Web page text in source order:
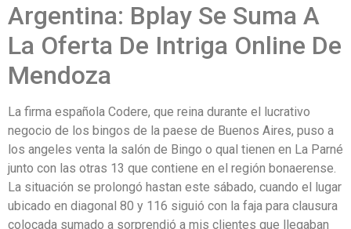
Argentina: Bplay Se Suma A
La Oferta De Intriga Online De
Mendoza
La firma española Codere, que reina durante el lucrativo
negocio de los bingos de la paese de Buenos Aires, puso a
los angeles venta la salón de Bingo o qual tienen en La Parné
junto con las otras 13 que contiene en el región bonaerense.
La situación se prolongó hastan este sábado, cuando el lugar
ubicado en diagonal 80 y 116 siguió con la faja para clausura
colocada sumado a sorprendió a mis clientes que llegaban